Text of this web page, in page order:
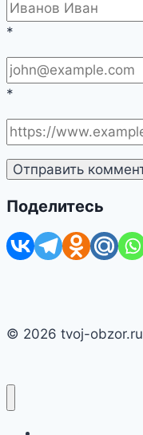
*
*
Поделитесь
© 2026 tvoj-obzor.ru